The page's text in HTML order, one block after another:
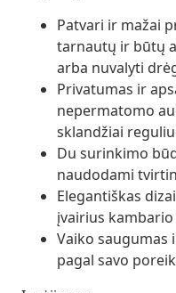
Patvari ir mažai
tarnautų ir būtų
arba nuvalyti
Privatumas ir
nepermatomo
sklandžiai
Du surinkimo
naudodami
Elegantiškas
įvairius
Vaiko
pagal savo